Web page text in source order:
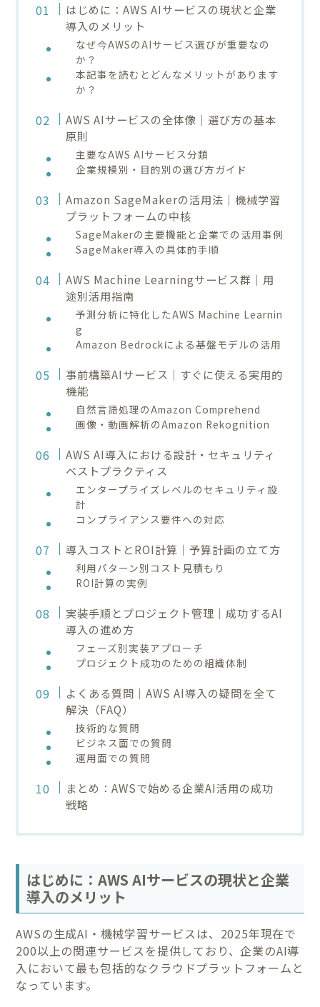
はじめに：AWS AIサービスの現状と企業
導入のメリット
なぜ今AWSのAIサービス選びが重要なの
か？
本記事を読むとどんなメリットがあります
か？
AWS AIサービスの全体像｜選び方の基本
原則
主要なAWS AIサービス分類
企業規模別・目的別の選び方ガイド
Amazon SageMakerの活用法｜機械学習
プラットフォームの中核
SageMakerの主要機能と企業での活用事例
SageMaker導入の具体的手順
AWS Machine Learningサービス群｜用
途別活用指南
予測分析に特化したAWS Machine Learnin
g
Amazon Bedrockによる基盤モデルの活用
事前構築AIサービス｜すぐに使える実用的
機能
自然言語処理のAmazon Comprehend
画像・動画解析のAmazon Rekognition
AWS AI導入における設計・セキュリティ
ベストプラクティス
エンタープライズレベルのセキュリティ設
計
コンプライアンス要件への対応
導入コストとROI計算｜予算計画の立て方
利用パターン別コスト見積もり
ROI計算の実例
実装手順とプロジェクト管理｜成功するAI
導入の進め方
フェーズ別実装アプローチ
プロジェクト成功のための組織体制
よくある質問｜AWS AI導入の疑問を全て
解決（FAQ）
技術的な質問
ビジネス面での質問
運用面での質問
まとめ：AWSで始める企業AI活用の成功
戦略
はじめに：AWS AIサービスの現状と企業
導入のメリット
AWSの生成AI・機械学習サービスは、2025年現在で
200以上の関連サービスを提供しており、企業のAI導
入において最も包括的なクラウドプラットフォームと
なっています。